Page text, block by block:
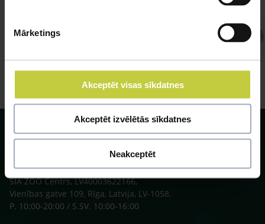
Mārketings
Akceptēt visas sīkdatnes
Akceptēt izvēlētās sīkdatnes
Neakceptēt
Atbild Veterinārārsts,
SIA ZOO Centrs, LV40003622166,
Vienības gatve 109, Rīga, Latvija, LV-1058.
P. 10:00-20:00 / S.SV. 10:00-16:00